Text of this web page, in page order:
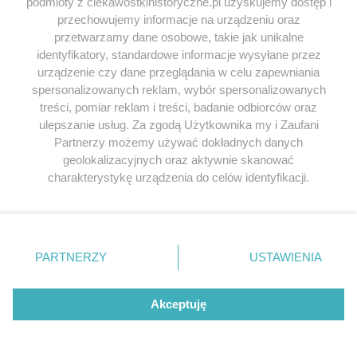
kliknij TUTAJ .
Przeglądaj książki historyczne w
najlepszych cenach
Odkryj najciekawsze książki historyczne w atrakcyjnych cenach. Sekcja
powstała we współpracy z Lubimyczytac.pl, największą społecznością
miłośników literatury w Polsce – dzięki temu możesz wybierać spośród
tytułów najwyżej ocenianych przez czytelników.
przechowujemy informacje na urządzeniu oraz
przetwarzamy dane osobowe, takie jak unikalne
identyfikatory, standardowe informacje wysyłane przez
urządzenie czy dane przeglądania w celu zapewniania
spersonalizowanych reklam, wybór spersonalizowanych
treści, pomiar reklam i treści, badanie odbiorców oraz
ulepszanie usług. Za zgodą Użytkownika my i Zaufani
Partnerzy możemy używać dokładnych danych
geolokalizacyjnych oraz aktywnie skanować
charakterystykę urządzenia do celów identyfikacji.
zmienić/wycofać klikając przycisk ustawień prywatności
znajdujący się w lewym dolnym rogu strony
. Niektóre
użytkownika, ale masz prawo sprzeciwić się takiemu
przetwarzaniu. Preferencje będą miały zastosowania tylko
PARTNERZY USTAWIENIA
Akceptuję